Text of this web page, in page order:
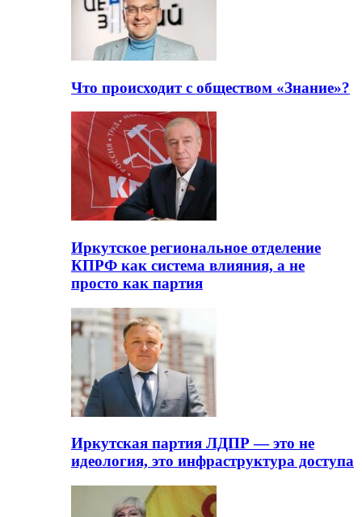
Что происходит с обществом «Знание»?
Иркутское региональное отделение
КПРФ как система влияния, а не
просто как партия
Иркутская партия ЛДПР — это не
идеология, это инфраструктура доступа